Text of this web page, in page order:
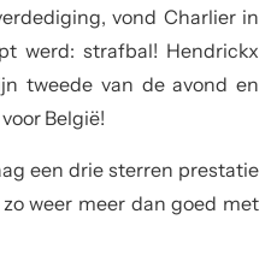
vond Charlier in
werd: strafbal! Hendrickx
tweede van de avond en
België!
een drie sterren prestatie
weer meer dan goed met